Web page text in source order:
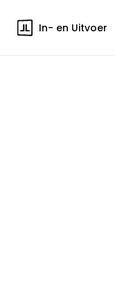
In- en Uitvoer